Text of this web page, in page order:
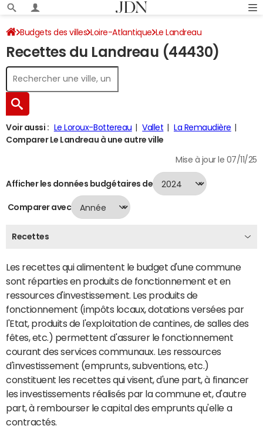
Budgets des villes Loire-Atlantique Le Landreau
Recettes 2024
Recettes du Landreau (44430)
Voir aussi : Le Loroux-Bottereau Vallet
La Remaudière
Comparer Le Landreau à une autre ville
Mise à jour le 07/11/25
Afficher les données budgétaires de
Comparer avec
Recettes
Les recettes qui alimentent le budget d'une commune
sont réparties en produits de fonctionnement et en
ressources d'investissement. Les produits de
fonctionnement (impôts locaux, dotations versées par
l'Etat, produits de l'exploitation de cantines, de salles des
fêtes, etc.) permettent d'assurer le fonctionnement
courant des services communaux. Les ressources
d'investissement (emprunts, subventions, etc.)
constituent les recettes qui visent, d'une part, à financer
les investissements réalisés par la commune et, d'autre
part, à rembourser le capital des emprunts qu'elle a
contractés.